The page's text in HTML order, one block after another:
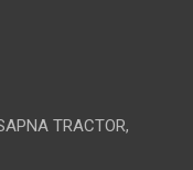
TRACTOR,